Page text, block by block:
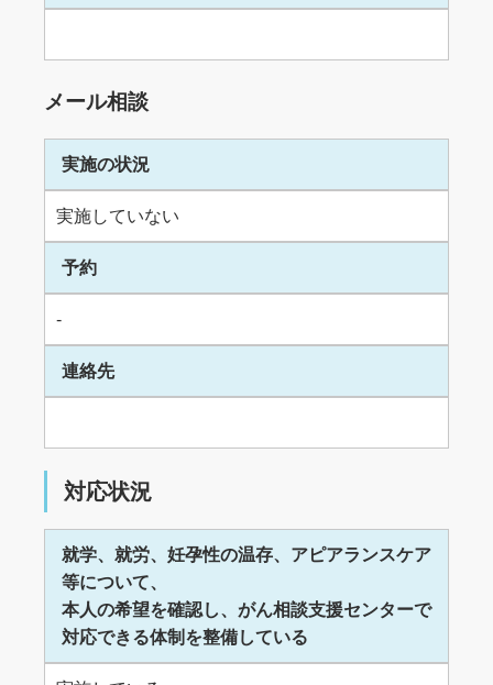
メール相談
実施の状況
実施していない
予約
-
連絡先
対応状況
就学、就労、妊孕性の温存、アピアランスケア
等について、
本人の希望を確認し、がん相談支援センターで
対応できる体制を整備している